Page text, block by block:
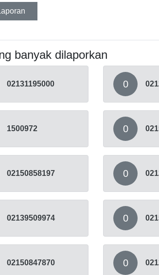
banyak dilaporkan
02131195000 0
1500972 0
02150858197 0
02139509974 0
02150847870 0